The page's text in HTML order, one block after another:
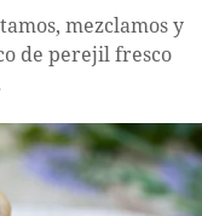
mezclamos y
de perejil fresco